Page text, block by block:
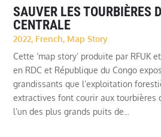
SAUVER LES TOURBIÈRES
CENTRALE
2022, French, Map Story
Cette ‘map story’ produite par RFUK
en RDC et République du Congo
grandissants que l’exploitation
extractives font courir aux tourbières
l’un des plus grands puits de...